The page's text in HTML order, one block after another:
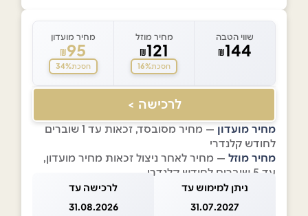
שווי הטבה
₪144
מחיר מוזל
₪121
חסכת16%
מחיר מועדון
₪95
חסכת34%
לרכישה >
מחיר מועדון
— מחיר מסובסד, זכאות עד 1 שוברים
לחודש קלנדרי
מחיר מוזל — מחיר לאחר ניצול זכאות מחיר מועדון,
עד 5 שוברים לחודש קלנדרי
ניתן למימוש עד
31.07.2027
לרכישה עד
31.08.2026